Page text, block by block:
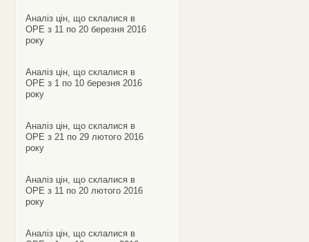
Аналіз цін, що склалися в
ОРЕ з 11 по 20 березня 2016
року
Аналіз цін, що склалися в
ОРЕ з 1 по 10 березня 2016
року
Аналіз цін, що склалися в
ОРЕ з 21 по 29 лютого 2016
року
Аналіз цін, що склалися в
ОРЕ з 11 по 20 лютого 2016
року
Аналіз цін, що склалися в